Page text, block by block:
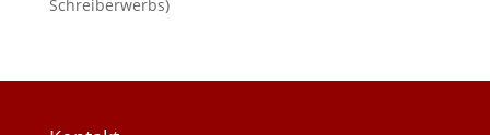
Schreiberwerbs)